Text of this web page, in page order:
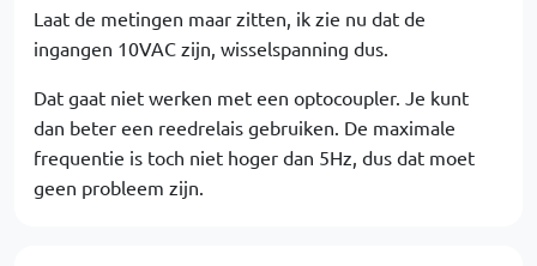
Laat de metingen maar zitten, ik zie nu dat de
ingangen 10VAC zijn, wisselspanning dus.
Dat gaat niet werken met een optocoupler. Je kunt
dan beter een reedrelais gebruiken. De maximale
frequentie is toch niet hoger dan 5Hz, dus dat moet
geen probleem zijn.